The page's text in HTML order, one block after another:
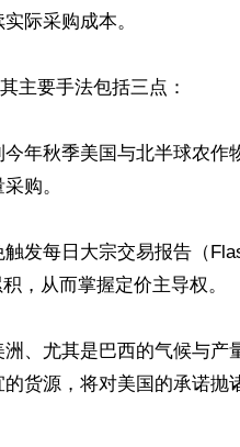
际采购成本。
主要手法包括三点：
年秋季美国与北半球农作
购。
发每日大宗交易报告（
，从而掌握定价主导权。
、尤其是巴西的气候与产
货源，将对美国的承诺抛